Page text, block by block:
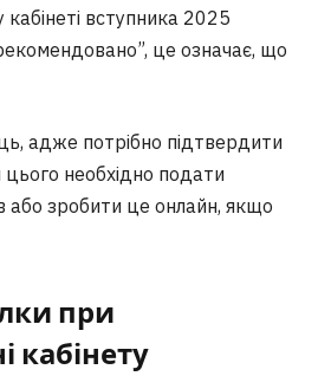
вступника 2025
це означає, що
адже потрібно підтвердити
необхідно подати
або зробити це онлайн, якщо
при
кабінету